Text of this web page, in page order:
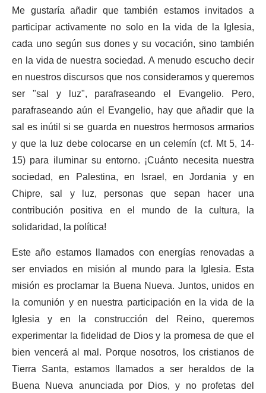
Me gustaría añadir que también estamos invitados a
participar activamente no solo en la vida de la Iglesia,
cada uno según sus dones y su vocación, sino también
en la vida de nuestra sociedad. A menudo escucho decir
en nuestros discursos que nos consideramos y queremos
ser "sal y luz", parafraseando el Evangelio. Pero,
parafraseando aún el Evangelio, hay que añadir que la
sal es inútil si se guarda en nuestros hermosos armarios
y que la luz debe colocarse en un celemín (cf. Mt 5, 14-
15) para iluminar su entorno. ¡Cuánto necesita nuestra
sociedad, en Palestina, en Israel, en Jordania y en
Chipre, sal y luz, personas que sepan hacer una
contribución positiva en el mundo de la cultura, la
solidaridad, la política!
Este año estamos llamados con energías renovadas a
ser enviados en misión al mundo para la Iglesia. Esta
misión es proclamar la Buena Nueva. Juntos, unidos en
la comunión y en nuestra participación en la vida de la
Iglesia y en la construcción del Reino, queremos
experimentar la fidelidad de Dios y la promesa de que el
bien vencerá al mal. Porque nosotros, los cristianos de
Tierra Santa, estamos llamados a ser heraldos de la
Buena Nueva anunciada por Dios, y no profetas del